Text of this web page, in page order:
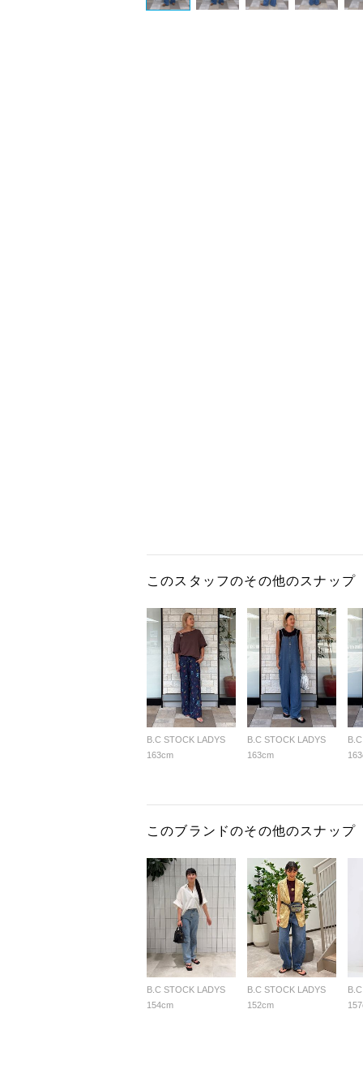
このスタッフのその他のスナップ
B.C STOCK LADYS
163cm
B.C STOCK LADYS
163cm
このブランドのその他のスナップ
B.C STOCK LADYS
154cm
B.C STOCK LADYS
152cm